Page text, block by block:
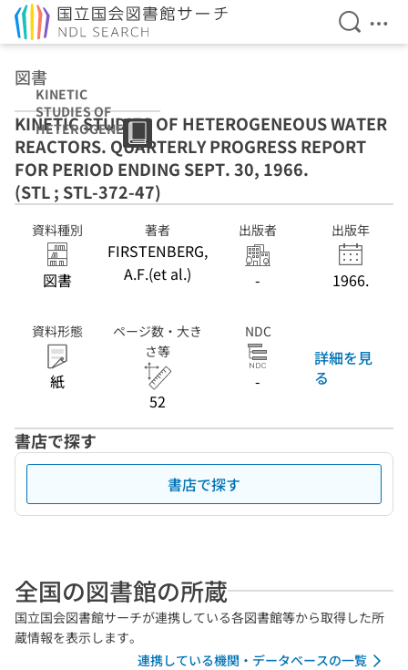
検索を
メ
図書
KINETIC
STUDIES OF
HETEROGENEO
US WATER
REACTORS.
QUARTERLY
PROGRESS
PERIOD ENDING
SEPT. 30, 1966.
(STL ; STL-372-
47)
KINETIC STUDIES OF HETEROGENEOUS WATER
REACTORS. QUARTERLY PROGRESS REPORT
FOR PERIOD ENDING SEPT. 30, 1966.
(STL ; STL-372-47)
資料種別
図書
著者
FIRSTENBERG,
A.F.(et al.)
出版者
-
出版年
1966.
資料形態
紙
ページ数・大き
さ等
52
NDC
-
詳細を見
る
書店で探す
書店で探す
全国の図書館の所蔵
国立国会図書館サーチが連携している各図書館等から取得した所
蔵情報を表示します。
連携している機関・データベースの一覧